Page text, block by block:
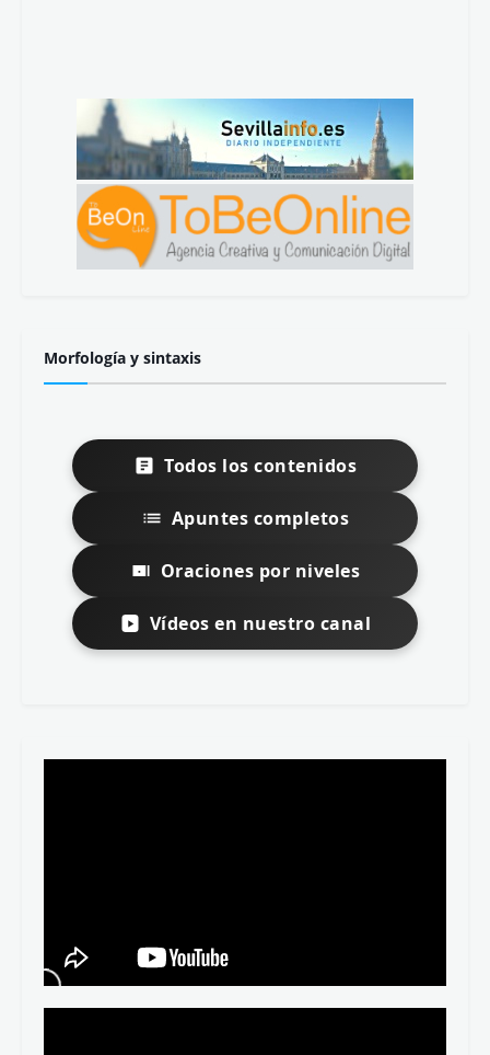
Morfología y sintaxis
Todos los contenidos
Apuntes completos
Oraciones por niveles
Vídeos en nuestro canal